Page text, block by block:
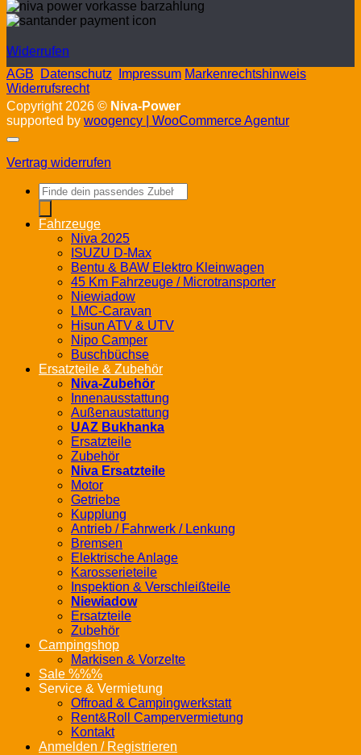
Widerrufen
AGB
Datenschutz Impressum Markenrechtshinweis
Widerrufsrecht
Copyright 2026 © Niva-Power
supported by woogency | WooCommerce Agentur
Vertrag widerrufen
Products
search
Fahrzeuge
Niva 2025
ISUZU D-Max
Bentu & BAW Elektro Kleinwagen
45 Km Fahrzeuge / Microtransporter
Niewiadow
LMC-Caravan
Hisun ATV & UTV
Nipo Camper
Buschbüchse
Ersatzteile & Zubehör
Niva-Zubehör
Innenausstattung
Außenaustattung
UAZ Bukhanka
Ersatzteile
Zubehör
Niva Ersatzteile
Motor
Getriebe
Kupplung
Antrieb / Fahrwerk / Lenkung
Bremsen
Elektrische Anlage
Karosserieteile
Inspektion & Verschleißteile
Niewiadow
Ersatzteile
Zubehör
Campingshop
Markisen & Vorzelte
Sale %%%
Service & Vermietung
Offroad & Campingwerkstatt
Rent&Roll Campervermietung
Kontakt
Anmelden / Registrieren